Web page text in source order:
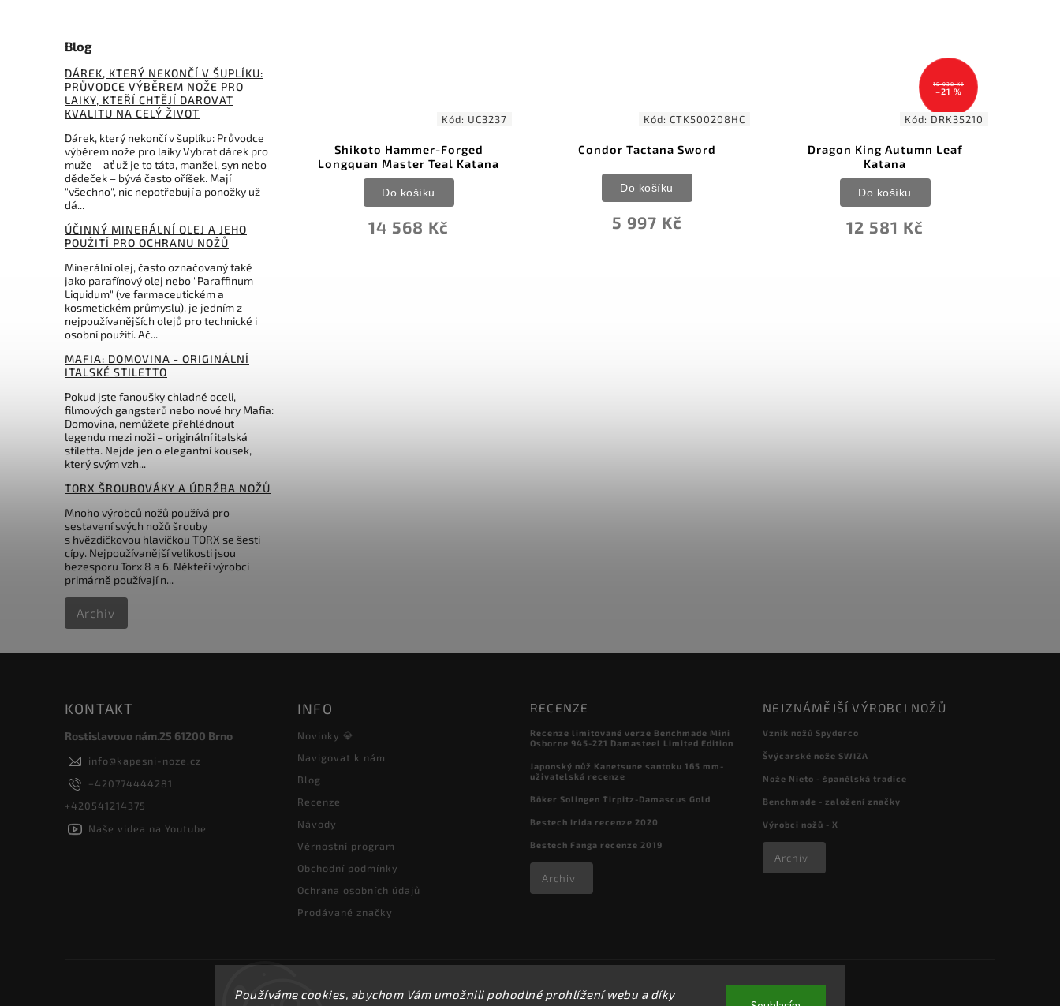
Používáme cookies, abychom Vám umožnili pohodlné prohlížení webu a díky
Blog
DÁREK, KTERÝ NEKONČÍ V ŠUPLÍKU:
PRŮVODCE VÝBĚREM NOŽE PRO
LAIKY, KTEŘÍ CHTĚJÍ DAROVAT
KVALITU NA CELÝ ŽIVOT
Dárek, který nekončí v šuplíku: Průvodce
výběrem nože pro laiky Vybrat dárek pro
muže – ať už je to táta, manžel, syn nebo
dědeček – bývá často oříšek. Mají
"všechno", nic nepotřebují a ponožky už
dá...
ÚČINNÝ MINERÁLNÍ OLEJ A JEHO
POUŽITÍ PRO OCHRANU NOŽŮ
Minerální olej, často označovaný také
jako parafínový olej nebo "Paraffinum
Liquidum" (ve farmaceutickém a
kosmetickém průmyslu), je jedním z
nejpoužívanějších olejů pro technické i
osobní použití. Ač...
MAFIA: DOMOVINA - ORIGINÁLNÍ
ITALSKÉ STILETTO
Pokud jste fanoušky chladné oceli,
filmových gangsterů nebo nové hry Mafia:
Domovina, nemůžete přehlédnout
legendu mezi noži – originální italská
stiletta. Nejde jen o elegantní kousek,
který svým vzh...
TORX ŠROUBOVÁKY A ÚDRŽBA NOŽŮ
Mnoho výrobců nožů používá pro
sestavení svých nožů šrouby
s hvězdičkovou hlavičkou TORX se šesti
cípy. Nejpoužívanější velikosti jsou
bezesporu Torx 8 a 6. Někteří výrobci
primárně používají n...
Archiv
Kód:MA203BK
samurajský meč set
5 990 Kč
Do košíku
Shikoto Hammer-Forged
Longquan Master Teal Katana
14 568 Kč
Do košíku
Condor Tactana Sword
Dragon King Autumn Leaf
Shikoto Hammer-
KONTAKT
Rostislavovo nám.25 61200 Brno
info@kapesni-noze.cz
+420774444281
+420541214375
Naše videa na Youtube
INFO
Novinky 💎
Navigovat k nám
Blog
Recenze
Návody
Věrnostní program
Obchodní podmínky
Ochrana osobních údajů
Prodávané značky
RECENZE
Recenze limitované verze Benchmade Mini
Osborne 945-221 Damasteel Limited Edition
Japonský nůž Kanetsune santoku 165 mm-
uživatelská recenze
Böker Solingen Tirpitz-Damascus Gold
Bestech Irida recenze 2020
Bestech Fanga recenze 2019
Archiv
NEJZNÁMĚJŠÍ VÝROBCI NOŽŮ
Vznik nožů Spyderco
Švýcarské nože SWIZA
Nože Nieto - španělská tradice
Benchmade - založení značky
Výrobci nožů - X
Archiv
Copyright 2026kapesni-noze.cz . Všechna práva vyhrazena.